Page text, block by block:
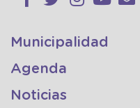
Municipalidad
Agenda
Noticias